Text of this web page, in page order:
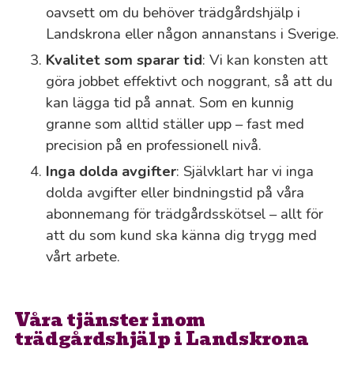
oavsett om du behöver trädgårdshjälp i
Landskrona eller någon annanstans i Sverige.
Kvalitet som sparar tid: Vi kan konsten att
göra jobbet effektivt och noggrant, så att du
kan lägga tid på annat. Som en kunnig
granne som alltid ställer upp – fast med
precision på en professionell nivå.
Inga dolda avgifter: Självklart har vi inga
dolda avgifter eller bindningstid på våra
abonnemang för trädgårdsskötsel – allt för
att du som kund ska känna dig trygg med
vårt arbete.
Våra tjänster inom
trädgårdshjälp i Landskrona